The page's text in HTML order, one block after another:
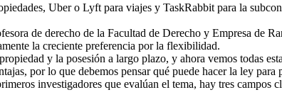
Uber o Lyft para viajes y TaskRabbit para la
de derecho de la Facultad de Derecho y Empresa de
la creciente preferencia por la flexibilidad.
y la posesión a largo plazo, y ahora vemos todas
por lo que debemos pensar qué puede hacer la ley para
investigadores que evalúan el tema, hay tres campos